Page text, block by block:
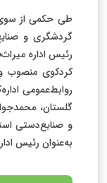
طی حکمی از سوی
گردشگری و
رئیس اداره
کردکوی منصوب
روابط‌عمومی
گلستان،
و صنایع‌دستی
به‌عنوان رئیس